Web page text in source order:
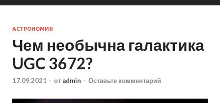
АСТРОНОМИЯ
Чем необычна галактика
UGC 3672?
17.09.2021 - от admin - Оставьте комментарий